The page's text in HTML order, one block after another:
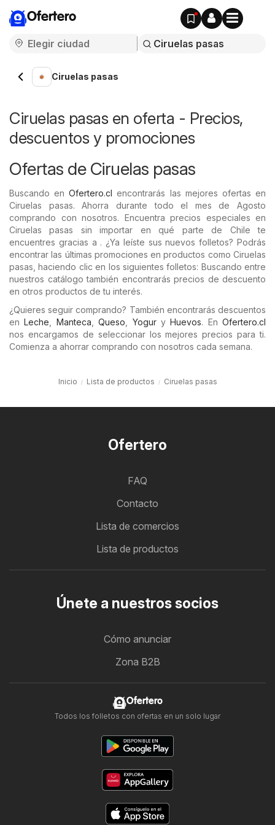
Ofertero
Ciruelas pasas
Ciruelas pasas en oferta - Precios,
descuentos y promociones
Ofertas de Ciruelas pasas
Buscando enOfertero.cl encontrarás las mejores ofertas en
Ciruelas pasas. Ahorra durante todo el mes de Agosto
comprando con nosotros. Encuentra precios especiales en
Ciruelas pasas sin importar en qué parte de Chile te
encuentres gracias a . ¿Ya leíste sus nuevos folletos? Podrás
encontrar las últimas promociones en productos como Ciruelas
pasas, haciendo clic en los siguientes folletos: Buscando entre
nuestros catálogo también encontrarás precios de descuento
en otros productos de tu interés.
¿Quieres seguir comprando? También encontrarás descuentos
enLeche Manteca ,Queso YoguryHuevos. En Ofertero.cl
nos encargamos de seleccionar los mejores precios para ti.
Comienza a ahorrar comprando con nosotros cada semana.
Inicio Lista de productos Ciruelas pasas
Ofertero
FAQ
Contacto
Lista de comercios
Lista de productos
Únete a nuestros socios
Cómo anunciar
Zona B2B
Ofertero
Todos los folletos con ofertas en un solo lugar